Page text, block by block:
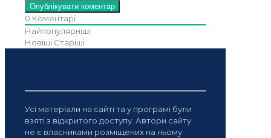
0 Коментарі
Найпопулярніші
Новіші Старіші
Усі матеріали на сайті та у програмі були
взяті з відкритого доступу. Автори сайту
не є власниками розміщених на ньому